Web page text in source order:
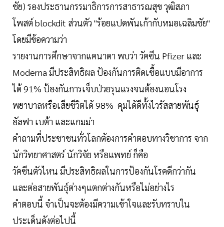
ชัย) รองประธานกรรมาธิการการสาธารณสุข วุฒิสภา
โพสต์ blockdit ส่วนตัว "ร้อยแปดพันเก้ากับหมอเฉลิมชัย"
โดยมีข้อความว่า
รายงานการศึกษาจากแคนาดา พบว่า วัคซีน Pfizer และ
Moderna มีประสิทธิผล ป้องกันการติดเชื้อแบบมีอาการ
ได้ 91% ป้องกันการเจ็บป่วยรุนแรงจนต้องนอนโรง
พยาบาลหรือเสียชีวิตได้ 98% คุมได้ดีทั้งไวรัสสายพันธุ์
อัลฟา เบต้า และแกมม่า
คำถามที่ประชาชนทั่วโลกต้องการคำตอบทางวิชาการ จาก
นักวิทยาศาสตร์ นักวิจัย หรือแพทย์ ก็คือ
วัคซีนตัวไหน มีประสิทธิผลในการป้องกันโรคดีกว่ากัน
และต่อสายพันธุ์ต่างๆแตกต่างกันหรือไม่อย่างไร
คำตอบนี้ จำเป็นจะต้องมีความเข้าใจและรับทราบใน
ประเด็นดังต่อไปนี้